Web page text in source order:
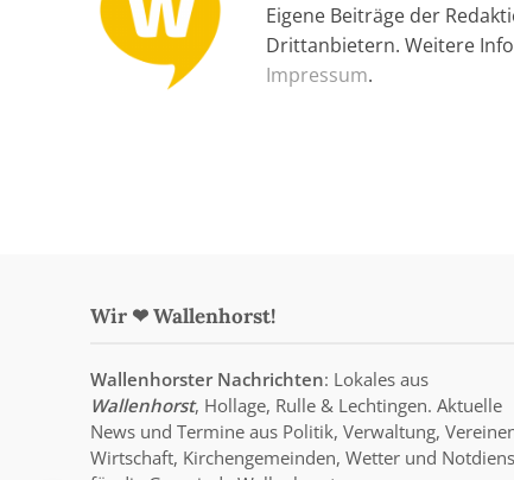
Eigene Beiträge der
Drittanbietern. Weitere
Impressum.
Wir ❤ Wallenhorst!
Wallenhorster Nachrichten: Lokales aus
Wallenhorst, Hollage, Rulle & Lechtingen. Aktuelle
News und Termine aus Politik, Verwaltung,
Wirtschaft, Kirchengemeinden, Wetter und